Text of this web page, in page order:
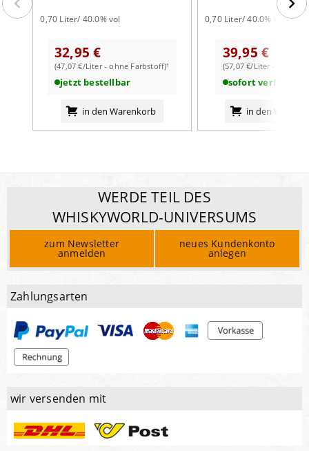
0,70 Liter/ 40.0% vol
32,95 €
(47,07 €/Liter - ohne Farbstoff)¹
jetzt bestellbar
in den Warenkorb
0,70 Liter/ 40.0% vol
39,95 €
(57,07 €/Liter - mit
sofort verfügbar
in den
WERDE TEIL DES
WHISKYWORLD-UNIVERSUMS
zum Newsletter
anmelden
neues Kundenkonto
anlegen
Zahlungsarten
wir versenden mit